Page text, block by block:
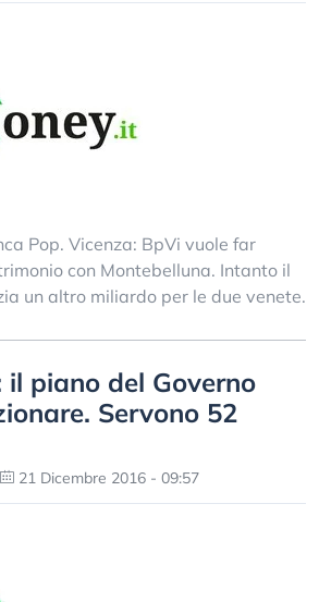
Pop. Vicenza: BpVi vuole far
con Montebelluna. Intanto il
un altro miliardo per le due venete.
il piano del Governo
Servono 52
21 Dicembre 2016 - 09:57